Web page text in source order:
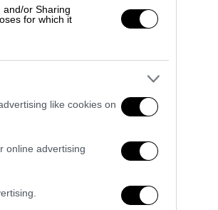
and/or Sharing
for which it
like cookies on
online advertising
δεν
-